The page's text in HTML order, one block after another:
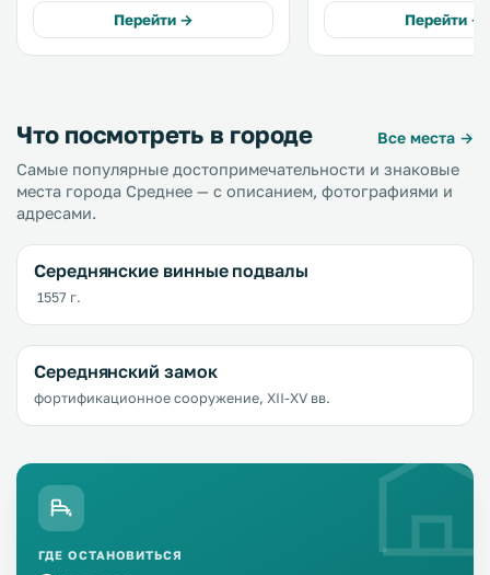
бесплатный Wi-Fi и
круглосуточная стойка
регистрации. .
Перейти →
крытый и открытый
массажные процедуры. На
территории обустроена
Перейти →
Что посмотреть в городе
Все места →
Самые популярные достопримечательности и знаковые
места города Среднее — с описанием, фотографиями и
адресами.
Середнянские винные подвалы
1557 г.
Середнянский замок
фортификационное сооружение, XII-XV вв.
ГДЕ ОСТАНОВИТЬСЯ